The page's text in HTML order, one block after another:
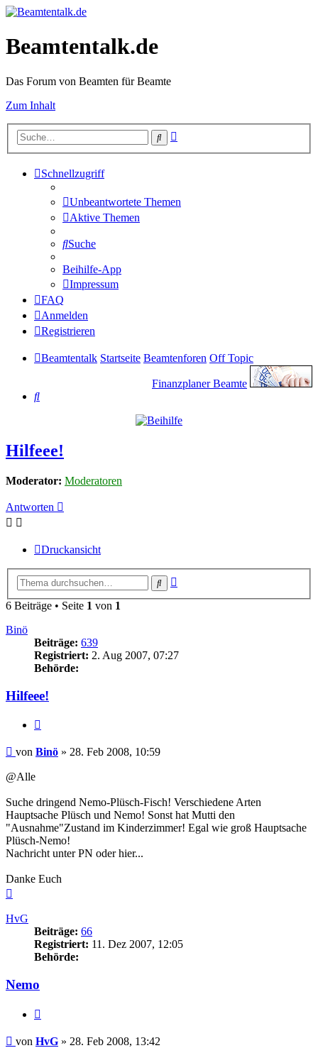
Beamtentalk.de
Das Forum von Beamten für Beamte
Zum Inhalt
Suche
Schnellzugriff
Unbeantwortete Themen
Aktive Themen
Suche
Beihilfe-App
Impressum
FAQ
Anmelden
Registrieren
Beamtentalk Startseite Beamtenforen Off Topic
Finanzplaner Beamte
Suche
Hilfeee!
Moderator: Moderatoren
Antworten
Druckansicht
Suche
6 Beiträge • Seite 1 von 1
Binö
Beiträge: 639
Registriert: 2. Aug 2007, 07:27
Behörde:
Hilfeee!
Beitrag
von Binö » 28. Feb 2008, 10:59
@Alle
Suche dringend Nemo-Plüsch-Fisch! Verschiedene Arten
Hauptsache Plüsch und Nemo! Sonst hat Mutti den
"Ausnahme"Zustand im Kinderzimmer! Egal wie groß Hauptsache
Plüsch-Nemo!
Nachricht unter PN oder hier...
Danke Euch
HvG
Beiträge: 66
Registriert: 11. Dez 2007, 12:05
Behörde:
Nemo
Beitrag
von HvG » 28. Feb 2008, 13:42